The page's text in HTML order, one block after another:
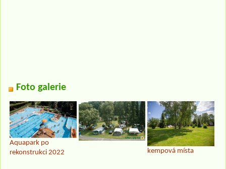
Foto galerie
Aquapark po
rekonstrukci 2022
kempová místa